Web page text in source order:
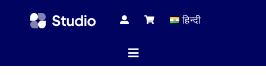
हिन्दी
Toggle